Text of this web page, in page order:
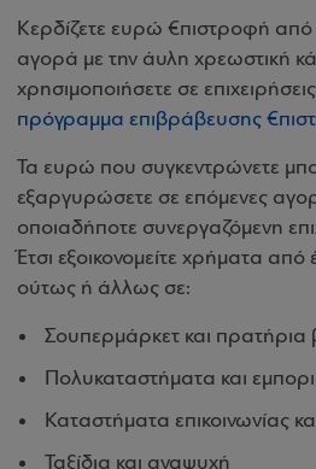
Κερδίζετε ευρώ €πιστροφή από
αγορά με την άυλη χρεωστική
χρησιμοποιήσετε σε
πρόγραμμα επιβράβευσης
Τα ευρώ που συγκεντρώνετε
εξαργυρώσετε σε επόμενες
οποιαδήποτε συνεργαζόμενη
Έτσι εξοικονομείτε χρήματα
ούτως ή άλλως σε:
Σουπερμάρκετ και πρατήρια
Πολυκαταστήματα και
Καταστήματα επικοινωνίας
Ταξίδια και αναψυχή